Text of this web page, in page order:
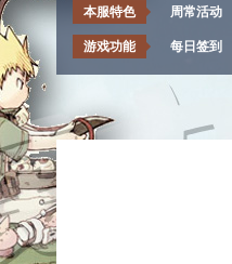
本服特色 周常活动
游戏功能 每日签到